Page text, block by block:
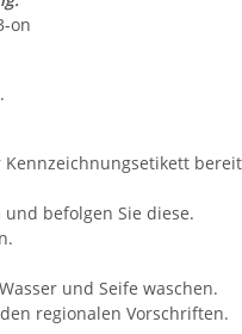
on
befolgen Sie diese.
und Seife waschen.
regionalen Vorschriften.